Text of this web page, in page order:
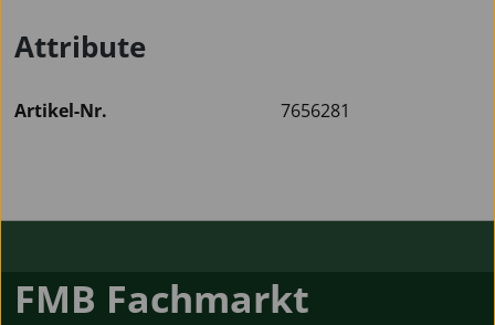
Attribute
Artikel-Nr. 7656281
FMB Fachmarkt